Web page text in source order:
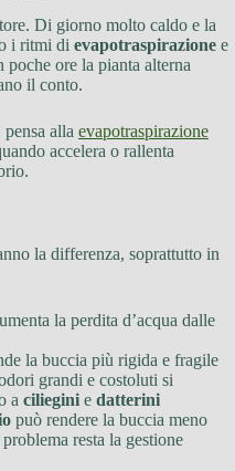
Di giorno molto caldo e la
i ritmi di evapotraspirazione e
ore la pianta alterna
il conto.
alla evapotraspirazione
accelera o rallenta
la differenza, soprattutto in
la perdita d’acqua dalle
la buccia più rigida e fragile
grandi e costoluti si
a ciliegini e datterini
può rendere la buccia meno
resta la gestione